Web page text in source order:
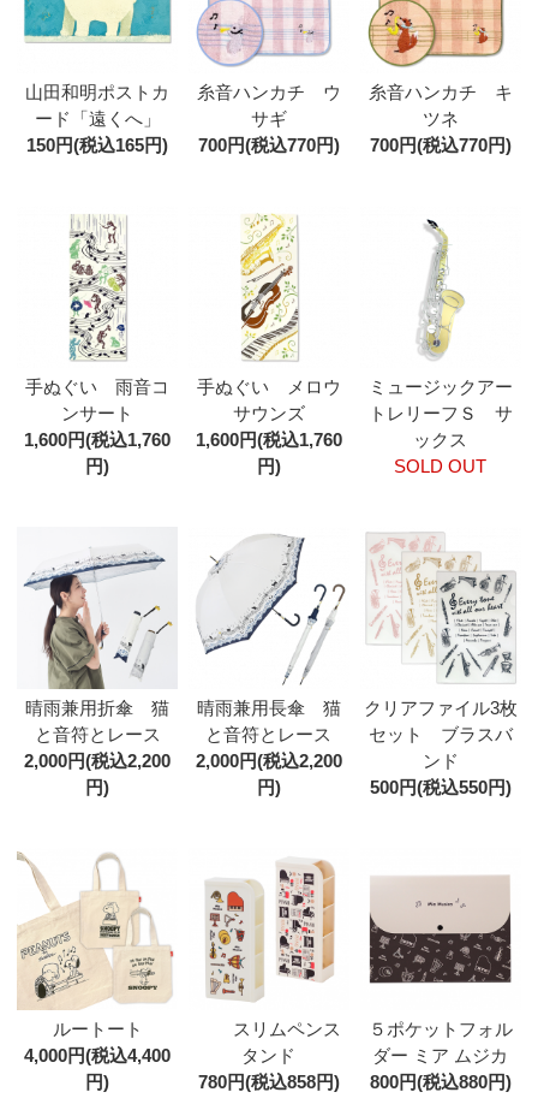
山田和明ポストカ
ード「遠くへ」
150円(税込165円)
糸音ハンカチ ウ
サギ
700円(税込770円)
糸音ハンカチ キ
ツネ
700円(税込770円)
手ぬぐい 雨音コ
ンサート
1,600円(税込1,760
円)
手ぬぐい メロウ
サウンズ
1,600円(税込1,760
円)
ミュージックアー
トレリーフＳ サ
ックス
SOLD OUT
晴雨兼用折傘 猫
と音符とレース
2,000円(税込2,200
円)
晴雨兼用長傘 猫
と音符とレース
2,000円(税込2,200
円)
クリアファイル3枚
セット ブラスバ
ンド
500円(税込550円)
ルートート
4,000円(税込4,400
円)
スリムペンス
タンド
780円(税込858円)
５ポケットフォル
ダー ミア ムジカ
800円(税込880円)